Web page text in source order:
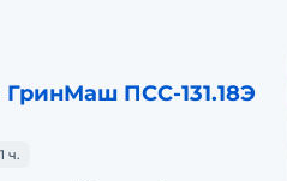
ПСС-131.18Э
ч.